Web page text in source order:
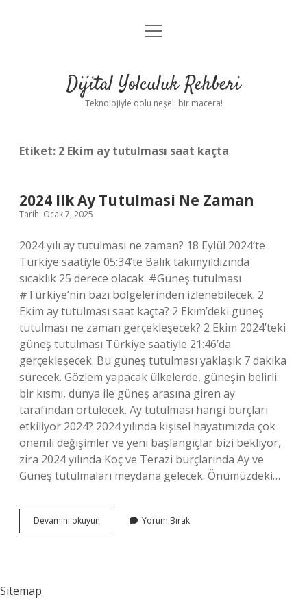
Anasayfa
Yasal Uyarı
menüyü
Dijital Yolculuk Rehberi
Teknolojiyle dolu neşeli bir macera!
Etiket: 2 Ekim ay tutulması saat kaçta
2024 Ilk Ay Tutulmasi Ne Zaman
Tarih: Ocak 7, 2025
2024 yılı ay tutulması ne zaman? 18 Eylül 2024’te
Türkiye saatiyle 05:34’te Balık takımyıldızında
sıcaklık 25 derece olacak. #Güneş tutulması
#Türkiye’nin bazı bölgelerinden izlenebilecek. 2
Ekim ay tutulması saat kaçta? 2 Ekim’deki güneş
tutulması ne zaman gerçekleşecek? 2 Ekim 2024’teki
güneş tutulması Türkiye saatiyle 21:46’da
gerçekleşecek. Bu güneş tutulması yaklaşık 7 dakika
sürecek. Gözlem yapacak ülkelerde, güneşin belirli
bir kısmı, dünya ile güneş arasına giren ay
tarafından örtülecek. Ay tutulması hangi burçları
etkiliyor 2024? 2024 yılında kişisel hayatımızda çok
önemli değişimler ve yeni başlangıçlar bizi bekliyor,
zira 2024 yılında Koç ve Terazi burçlarında Ay ve
Güneş tutulmaları meydana gelecek. Önümüzdeki…
Devamını okuyun
Ilk
Yorum Bırak
Sitemap